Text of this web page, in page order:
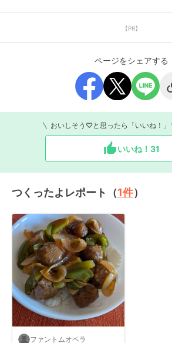
【PR】
ページをシェアする
おいしそう♡と思ったら「いいね！」
いいね！ 31
つくったよレポート（1件）
ファントムオペラ